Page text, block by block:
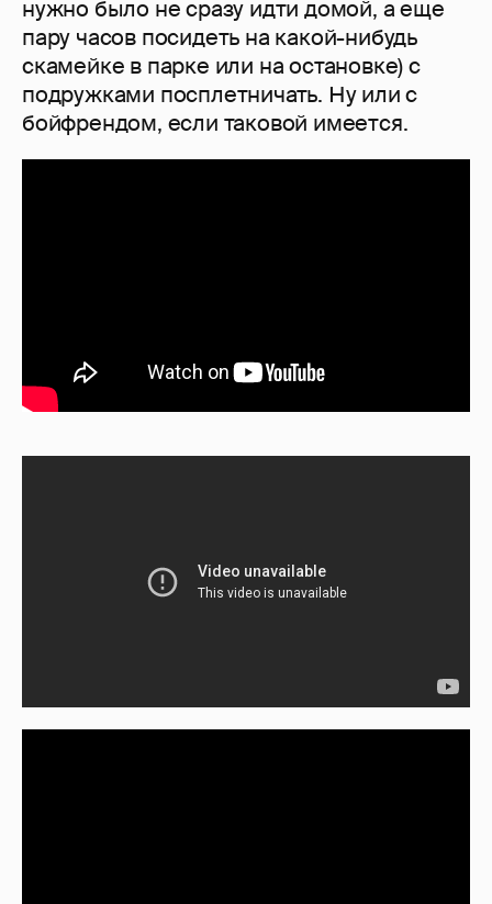
нужно было не сразу идти домой, а еще
пару часов посидеть на какой-нибудь
скамейке в парке или на остановке) с
подружками посплетничать. Ну или с
бойфрендом, если таковой имеется.